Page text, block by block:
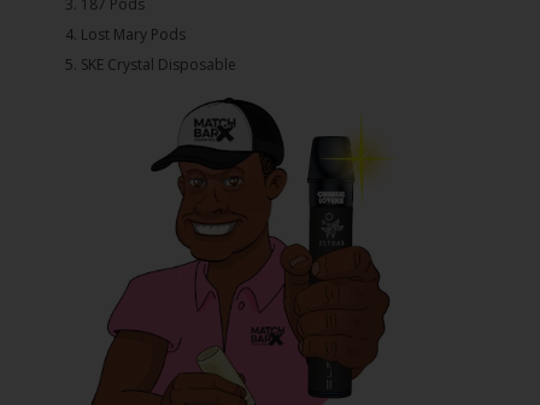
4.⁠ ⁠⁠Lost Mary Pods
5.⁠ ⁠⁠SKE Crystal Disposable